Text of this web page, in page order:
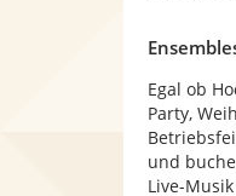
Egal ob
Party,
und
Live-